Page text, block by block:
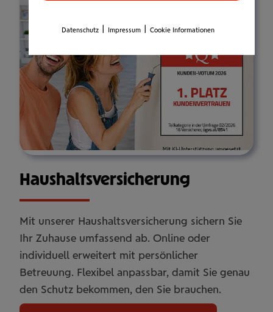
Haus­halts­ver­si­che­rung
Mit unserer Haushaltsversicherung sichern Sie
Ihr Zuhause umfassend ab. Online oder
individuell erweitert mit persönlicher
Betreuung. Flexibel anpassbar, damit Sie genau
den Schutz bekommen, den Sie brauchen.
Datenschutz Impressum Cookie Informationen